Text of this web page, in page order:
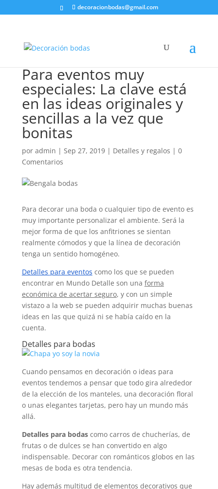
decoracionbodas@gmail.com
Para eventos muy
especiales: La clave está
en las ideas originales y
sencillas a la vez que
bonitas
por admin | Sep 27, 2019| Detalles y regalos | 0
Comentarios
Para decorar una boda o cualquier tipo de evento es
muy importante personalizar el ambiente. Será la
mejor forma de que los anfitriones se sientan
realmente cómodos y que la línea de decoración
tenga un sentido homogéneo.
Detalles para eventos como los que se pueden
encontrar en Mundo Detalle son una forma
económica de acertar seguro, y con un simple
vistazo a la web se pueden adquirir muchas buenas
ideas en las que quizá ni se había caído en la
cuenta.
Detalles para bodas
Cuando pensamos en decoración o ideas para
eventos tendemos a pensar que todo gira alrededor
de la elección de los manteles, una decoración floral
o unas elegantes tarjetas, pero hay un mundo más
allá.
Detalles para bodascomo carros de chucherías, de
frutas o de dulces se han convertido en algo
indispensable. Decorar con románticos globos en las
mesas de boda es otra tendencia.
Hay además multitud de elementos decorativos que